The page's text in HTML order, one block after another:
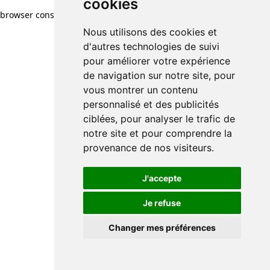
cookies
Nous utilisons des cookies et
d'autres technologies de suivi
pour améliorer votre expérience
de navigation sur notre site, pour
vous montrer un contenu
personnalisé et des publicités
ciblées, pour analyser le trafic de
notre site et pour comprendre la
provenance de nos visiteurs.
J'accepte
Je refuse
Changer mes préférences
browser console for more information)